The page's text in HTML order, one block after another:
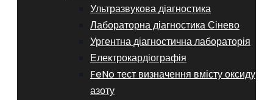
Ультразвукова діагностика
Лабораторна діагностика Сінево
Ургентна діагностична лабораторія
Електрокардіографія
FeNo тест визначення вмісту оксиду
азоту